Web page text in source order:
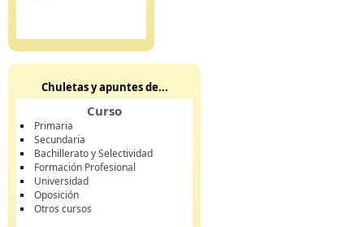
Chuletas y apuntes de...
Curso
Primaria
Secundaria
Bachillerato y Selectividad
Formación Profesional
Universidad
Oposición
Otros cursos